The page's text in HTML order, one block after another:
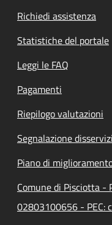
Richiedi assistenza
Statistiche del portale
Leggi le FAQ
Pagamenti
Riepilogo valutazioni
Segnalazione
Piano di
Comune di Pisciotta -
02803100656 - PEC: